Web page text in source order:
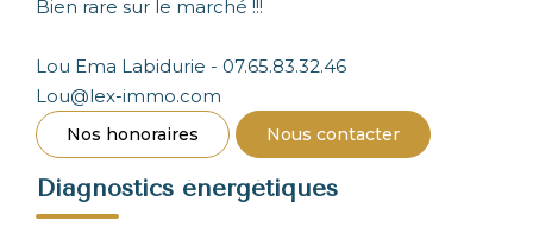
Bien rare sur le marché !!!
Lou Ema Labidurie - 07.65.83.32.46
Lou@lex-immo.com
Nos honoraires Nous contacter
Diagnostics énergétiques